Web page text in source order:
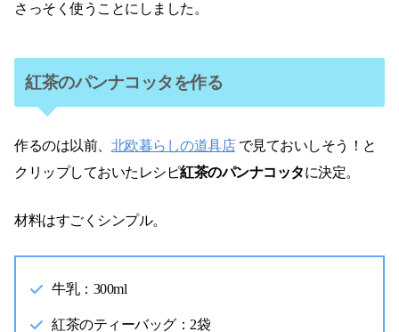
さっそく使うことにしました。
紅茶のパンナコッタを作る
作るのは以前、 北欧暮らしの道具店で見ておいしそう！と
クリップしておいたレシピ紅茶のパンナコッタに決定。
材料はすごくシンプル。
牛乳：300ml
紅茶のティーバッグ：2袋